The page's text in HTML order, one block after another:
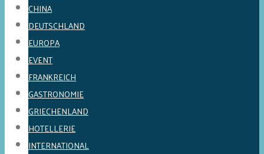
CHINA
DEUTSCHLAND
EUROPA
EVENT
FRANKREICH
GASTRONOMIE
GRIECHENLAND
HOTELLERIE
INTERNATIONAL